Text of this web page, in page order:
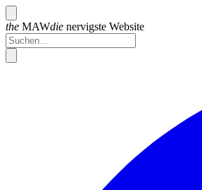
the MAWdie nervigste Website